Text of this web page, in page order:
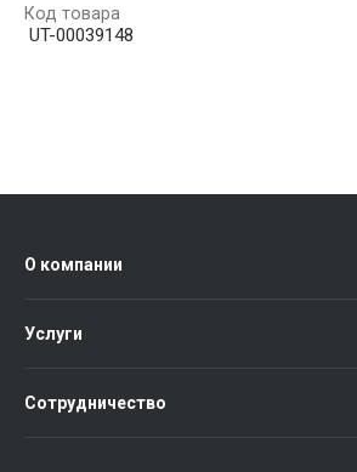
Код товара
UT-00039148
О компании
Услуги
Сотрудничество